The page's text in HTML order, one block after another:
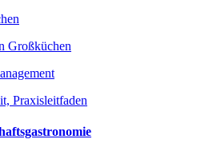
Großküchen
Praxisleitfaden